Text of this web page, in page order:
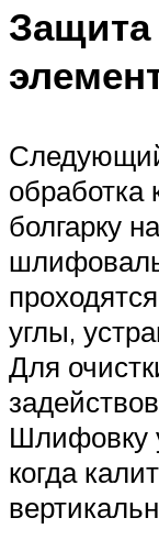
Защита
обработка
болгарку
углы,
Для
Шлифовку
когда